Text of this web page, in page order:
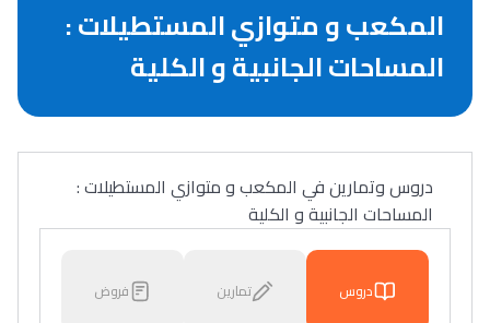
المكعب و متوازي المستطيلات :
المساحات الجانبية و الكلية
دروس وتمارين في المكعب و متوازي المستطيلات :
المساحات الجانبية و الكلية
دروس تمارين فروض